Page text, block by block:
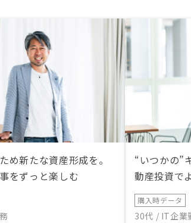
め新たな資産形成を。
をずっと楽しむ
“いつかの”
動産投資で
購入時データ
30代 / IT企業